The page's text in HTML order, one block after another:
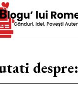
despre: